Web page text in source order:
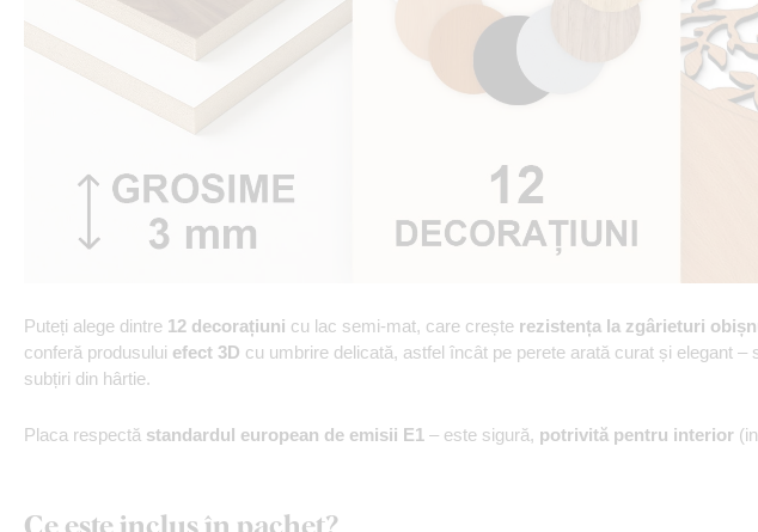
Puteți alege dintre 12 decorațiuni cu lac semi-mat, care crește rezistența la zgârieturi
conferă produsului efect 3D cu umbrire delicată, astfel încât pe perete arată curat și elegant –
subțiri din hârtie.
Placa respectă standardul european de emisii E1 – este sigură, potrivită pentru interior